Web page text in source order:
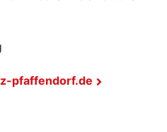
pfaffendorf.de